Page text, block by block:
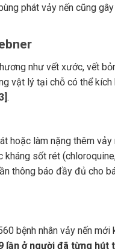
phát vảy nến cũng
như vết xước, vết
vật lý tại chỗ có thể
.
hoặc làm nặng thêm
sốt rét
thông báo đầy đủ cho
bệnh nhân vảy nến
lần ở người đã từng hút